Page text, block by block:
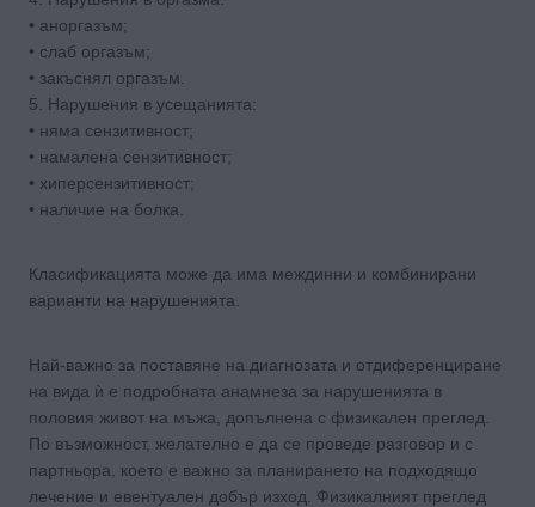
• аноргазъм;
• слаб оргазъм;
• закъснял оргазъм.
5. Нарушения в усещанията:
• няма сензитивност;
• намалена сензитивност;
• хиперсензитивност;
• наличие на болка.
Класификацията може да има междинни и комбинирани
варианти на нарушенията.
Най-важно за поставяне на диагнозата и отдиференциране
на вида ѝ е подробната анамнеза за нарушенията в
половия живот на мъжа, допълнена с физикален преглед.
По възможност, желателно е да се проведе разговор и с
партньора, което е важно за планирането на подходящо
лечение и евентуален добър изход. Физикалният преглед